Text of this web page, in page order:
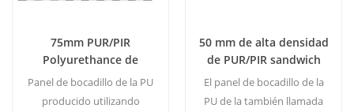
MOQ:500m2color&tamaño
de la
75mm PUR/PIR
Polyurethance de
bocadillo tejado de la
junta de
Panel de bocadillo de la PU
producido utilizando
50 mm de alta densidad
de PUR/PIR sandwich
del panel de la azotea
El panel de bocadillo de la
PU de la también llamada